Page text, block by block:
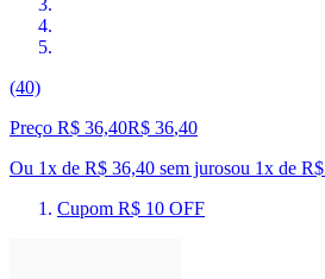
(40)
Preço R$ 36,40R$ 36,40
Ou 1x de R$ 36,40 sem jurosou 1x de
Cupom R$ 10 OFF